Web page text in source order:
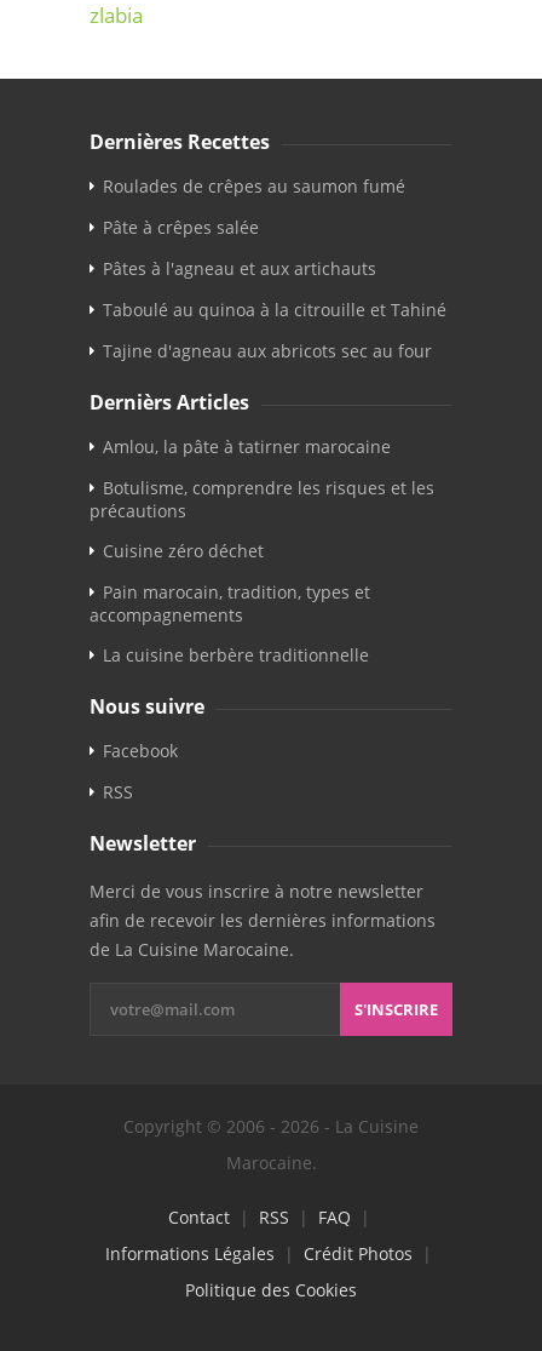
zlabia
Dernières Recettes
Roulades de crêpes au saumon fumé
Pâte à crêpes salée
Pâtes à l'agneau et aux artichauts
Taboulé au quinoa à la citrouille et Tahiné
Tajine d'agneau aux abricots sec au four
Dernièrs Articles
Amlou, la pâte à tatirner marocaine
Botulisme, comprendre les risques et les
précautions
Cuisine zéro déchet
Pain marocain, tradition, types et
accompagnements
La cuisine berbère traditionnelle
Nous suivre
Facebook
RSS
Newsletter
Merci de vous inscrire à notre newsletter
afin de recevoir les dernières informations
de La Cuisine Marocaine.
S'INSCRIRE
Copyright © 2006 - 2026 - La Cuisine
Marocaine.
Contact| RSS | FAQ |
Informations Légales | Crédit Photos |
Politique des Cookies